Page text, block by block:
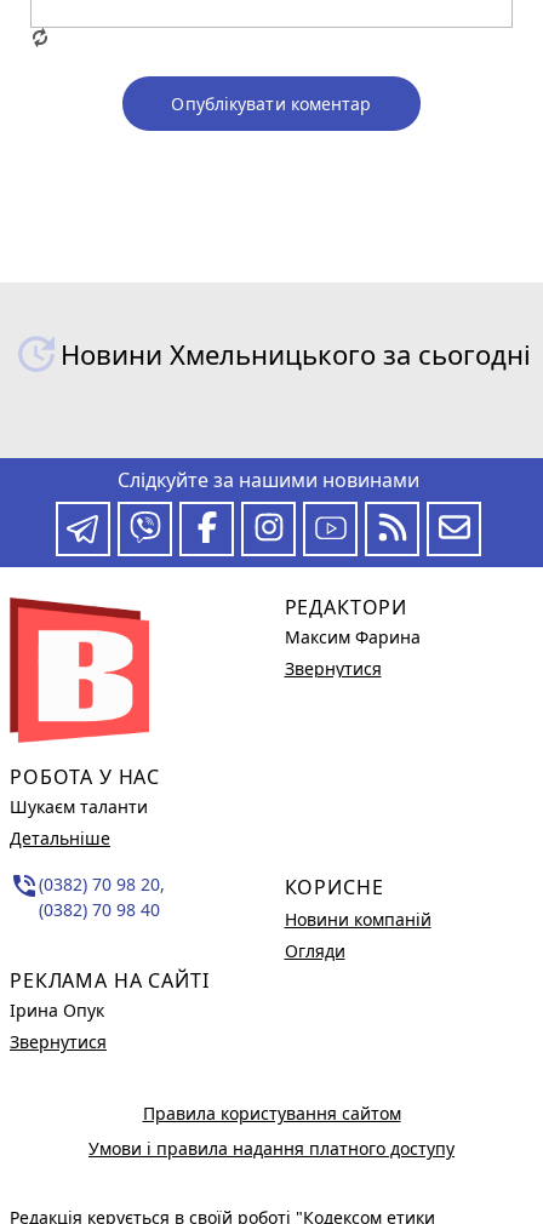
Опублікувати коментар
Новини Хмельницького за сьогодні
Слідкуйте за нашими новинами
РОБОТА У НАС
Шукаєм таланти
Детальніше
phone_in_talk(0382) 70 98 20,
(0382) 70 98 40
РЕКЛАМА НА САЙТІ
Ірина Опук
Звернутися
РЕДАКТОРИ
Максим Фарина
Звернутися
КОРИСНЕ
Новини компаній
Огляди
Правила користування сайтом
Умови і правила надання платного доступу
Редакція керується в своїй роботі "Кодексом етики